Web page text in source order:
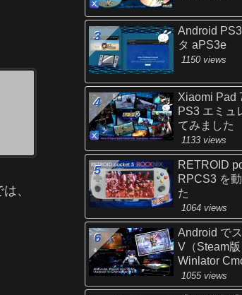
、
Android
タ aPS3e
1150 views
Xiaomi Pad
PS3 エミュ
てみました
1133 views
RETROID
RPCS3 を
た
1064 views
Android で
V（Steam版
Winlator
1055 views